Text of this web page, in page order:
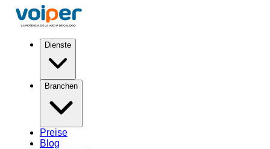
Dienste
Branchen
Preise
Blog